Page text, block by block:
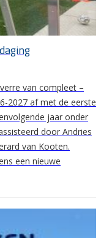
van compleet –
2027 af met de eerste
jaar onder
door Andries
van Kooten.
een nieuwe